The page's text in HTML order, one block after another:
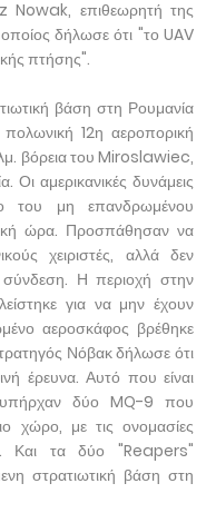
Nowak, επιθεωρητή της
δήλωσε ότι "το UAV
πτήσης".
βάση στη Ρουμανία
12η αεροπορική
βόρεια του Miroslawiec,
Οι αμερικανικές δυνάμεις
του μη επανδρωμένου
ώρα. Προσπάθησαν να
χειριστές, αλλά δεν
Η περιοχή στην
για να μην έχουν
αεροσκάφος βρέθηκε
Νόβακ δήλωσε ότι
έρευνα. Αυτό που είναι
υπήρχαν δύο MQ-9 που
χώρο, με τις ονομασίες
Και τα δύο "Reapers"
στρατιωτική βάση στη